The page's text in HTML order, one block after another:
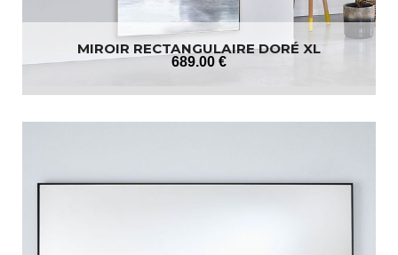
MIROIR RECTANGULAIRE DORÉ XL
689.00 €